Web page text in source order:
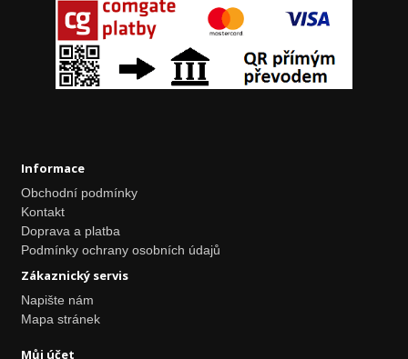
Informace
Obchodní podmínky
Kontakt
Doprava a platba
Podmínky ochrany osobních údajů
Zákaznický servis
Napište nám
Mapa stránek
Můj účet